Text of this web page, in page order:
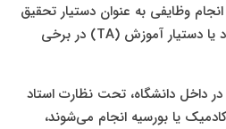
وظایفی به عنوان دستیار تحقیق
(RA) برای استاد راهنمای خود یا دستیار آموزش (TA) در برخی
داخل دانشگاه، تحت نظارت استاد
یا بورسیه انجام می‌شوند،